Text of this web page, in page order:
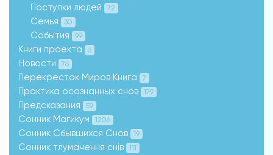
Поступки людей 72
Семья 30
События 99
Книги проекта 6
Новости 76
Перекресток Миров Книга 7
Практика осознанных снов 179
Предсказания 59
Сонник Магикум 1206
Сонник Сбывшихся Снов 19
Сонник тлумачення снів 111